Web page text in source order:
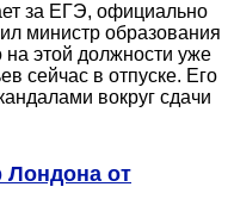
за ЕГЭ, официально
министр образования
этой должности уже
сейчас в отпуске. Его
вокруг сдачи
Лондона от